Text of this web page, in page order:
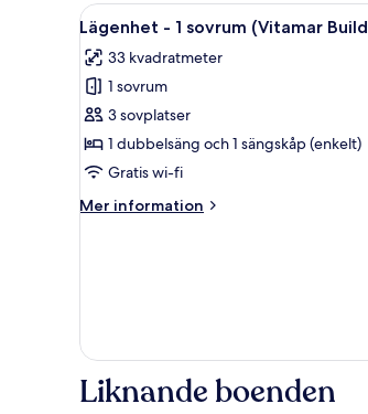
1
sovrum
Öppna
alla
foton
för
Lägenhet
-
1
(Vitamar
Ett
4
Lägenhet - 1 sovrum (Vitamar
33 kvadratmeter
1 sovrum
3 sovplatser
1 dubbelsäng och 1 sängskåp (enkelt)
Gratis wi-fi
Mer information
Mer
(Vitamar
Building)
Liknande boenden